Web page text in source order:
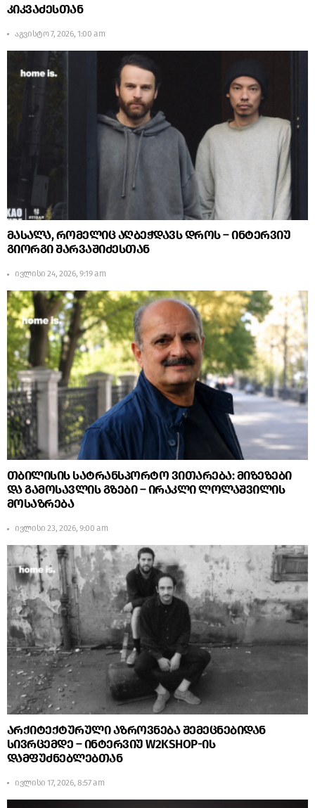
კიკვაძესთან
აგვისტო 7, 2026, 1:00 am
მასალა, რომელიც აღბეჭდავს დროს – ინტერვიუ
გიორგი შარვაშიძესთან
ივლისი 24, 2026, 9:19 am
თბილისის სატრანსპორტო ვითარება: მიზეზები
და გამოსავლის გზები – ირაკლი ლოლაშვილის
მოსაზრება
ივლისი 23, 2026, 9:00 am
არქიტექტურული აზროვნება შემეცნებიდან
სივრცემდე – ინტერვიუ W2KSHOP-ის
დამფუძნებლებთან
ივლისი 17, 2026, 8:57 am